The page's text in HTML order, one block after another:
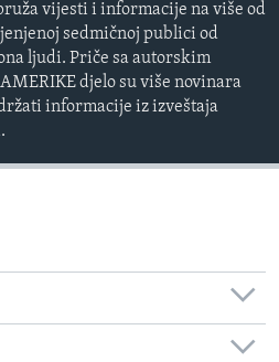
vijesti i informacije na više od
sedmičnoj publici od
ljudi. Priče sa autorskim
djelo su više novinara
informacije iz izveštaja